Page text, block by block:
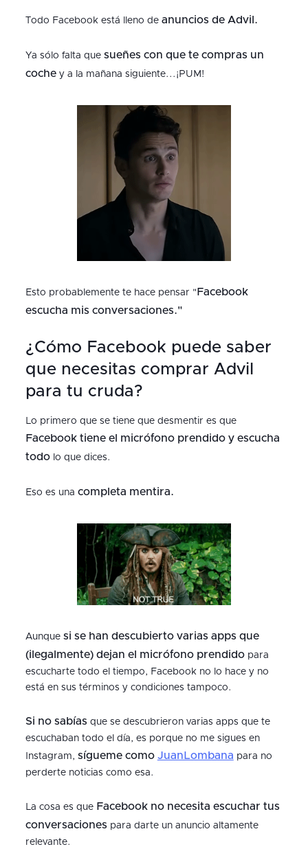
Todo Facebook está lleno de anuncios de Advil.
Ya sólo falta que sueñes con que te compras un
cochey a la mañana siguiente...¡PUM!
Esto probablemente te hace pensar " Facebook
escucha mis conversaciones."
¿Cómo Facebook puede saber
que necesitas comprar Advil
para tu cruda?
Lo primero que se tiene que desmentir es que
Facebook tiene el micrófono prendido y escucha
todolo que dices.
Eso es una completa mentira.
Aunque si se han descubierto varias apps que
(ilegalmente) dejan el micrófono prendidopara
escucharte todo el tiempo, Facebook no lo hace y no
está en sus términos y condiciones tampoco.
Si no sabías que se descubrieron varias apps que te
escuchaban todo el día, es porque no me sigues en
Instagram, sígueme como JuanLombana para no
perderte noticias como esa.
La cosa es que Facebook no necesita escuchar tus
conversaciones para darte un anuncio altamente
relevante.